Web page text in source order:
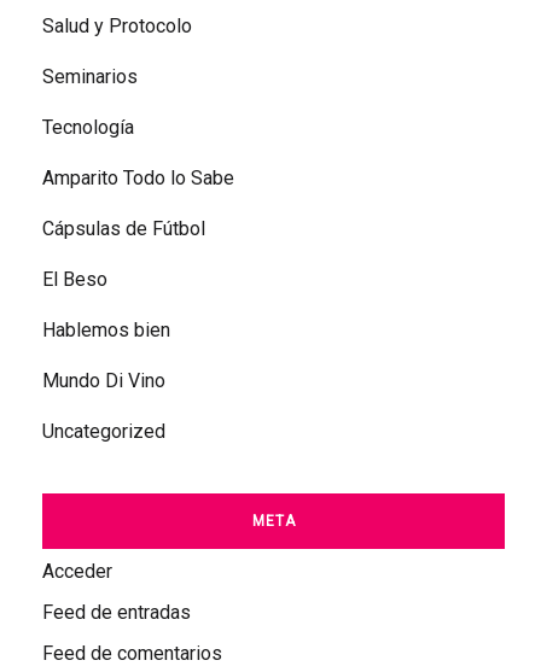
Salud y Protocolo
Seminarios
Tecnología
Amparito Todo lo Sabe
Cápsulas de Fútbol
El Beso
Hablemos bien
Mundo Di Vino
Uncategorized
META
Acceder
Feed de entradas
Feed de comentarios